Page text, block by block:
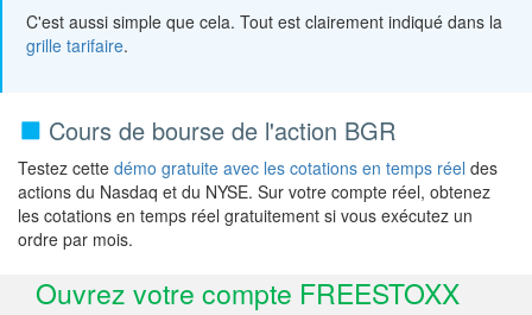
C'est aussi simple que cela. Tout est clairement indiqué dans la
grille tarifaire.
Cours de bourse de l'action BGR
Testez cette démo gratuite avec les cotations en temps réel des
actions du Nasdaq et du NYSE. Sur votre compte réel, obtenez
les cotations en temps réel gratuitement si vous exécutez un
ordre par mois.
Ouvrez votre compte FREESTOXX